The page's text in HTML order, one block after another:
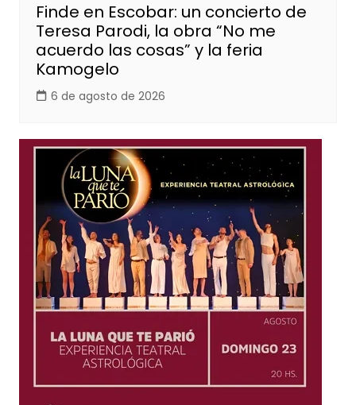
Finde en Escobar: un concierto de
Teresa Parodi, la obra “No me
acuerdo las cosas” y la feria
Kamogelo
6 de agosto de 2026